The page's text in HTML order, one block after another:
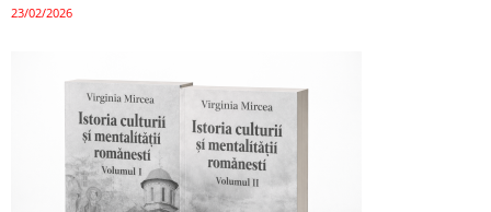
23/02/2026